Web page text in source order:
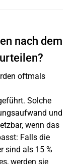
nach dem
oftmals
Solche
und
wenn das
Falls die
sind als 15 %
werden sie